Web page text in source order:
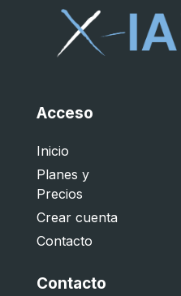
Acceso
Inicio
Planes y
Precios
Crear cuenta
Contacto
Contacto